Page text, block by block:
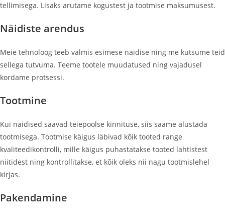
tellimisega. Lisaks arutame kogustest ja tootmise maksumusest.
Näidiste arendus
Meie tehnoloog teeb valmis esimese näidise ning me kutsume teid
sellega tutvuma. Teeme tootele muudatused ning vajadusel
kordame protsessi.
Tootmine
Kui näidised saavad teiepoolse kinnituse, siis saame alustada
tootmisega. Tootmise käigus läbivad kõik tooted range
kvaliteedikontrolli, mille käigus puhastatakse tooted lahtistest
niitidest ning kontrollitakse, et kõik oleks nii nagu tootmislehel
kirjas.
Pakendamine